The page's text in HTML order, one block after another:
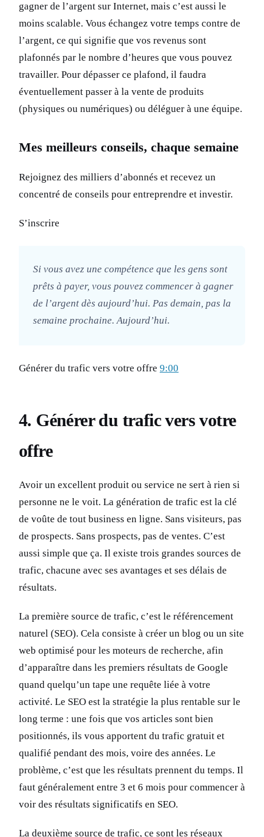
gagner de l’argent sur Internet, mais c’est aussi le
moins scalable. Vous échangez votre temps contre de
l’argent, ce qui signifie que vos revenus sont
plafonnés par le nombre d’heures que vous pouvez
travailler. Pour dépasser ce plafond, il faudra
éventuellement passer à la vente de produits
(physiques ou numériques) ou déléguer à une équipe.
Mes meilleurs conseils, chaque semaine
Rejoignez des milliers d’abonnés et recevez un
concentré de conseils pour entreprendre et investir.
S’inscrire
Si vous avez une compétence que les gens sont
prêts à payer, vous pouvez commencer à gagner
de l’argent dès aujourd’hui. Pas demain, pas la
semaine prochaine. Aujourd’hui.
Générer du trafic vers votre offre 9:00
4. Générer du trafic vers votre
offre
Avoir un excellent produit ou service ne sert à rien si
personne ne le voit. La génération de trafic est la clé
de voûte de tout business en ligne. Sans visiteurs, pas
de prospects. Sans prospects, pas de ventes. C’est
aussi simple que ça. Il existe trois grandes sources de
trafic, chacune avec ses avantages et ses délais de
résultats.
La première source de trafic, c’est le référencement
naturel (SEO). Cela consiste à créer un blog ou un site
web optimisé pour les moteurs de recherche, afin
d’apparaître dans les premiers résultats de Google
quand quelqu’un tape une requête liée à votre
activité. Le SEO est la stratégie la plus rentable sur le
long terme : une fois que vos articles sont bien
positionnés, ils vous apportent du trafic gratuit et
qualifié pendant des mois, voire des années. Le
problème, c’est que les résultats prennent du temps. Il
faut généralement entre 3 et 6 mois pour commencer à
voir des résultats significatifs en SEO.
La deuxième source de trafic, ce sont les réseaux